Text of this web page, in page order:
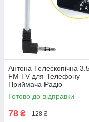
Антена Телескопічна
FM TV для Телефону
Приймача Радіо
Готово до відправки
78 ₴ 128 ₴